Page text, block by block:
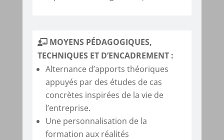
MOYENS PÉDAGOGIQUES,
TECHNIQUES ET D’ENCADREMENT :
Alternance d’apports théoriques
appuyés par des études de cas
concrètes inspirées de la vie de
l’entreprise.
Une personnalisation de la
formation aux réalités